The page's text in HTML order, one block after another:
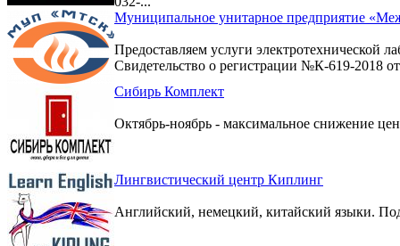
Муниципальное унитарное предприятие
Предоставляем услуги электротехнической
Свидетельство о регистрации №К-619-2018 от
Сибирь Комплект
Октябрь-ноябрь - максимальное снижение
Лингвистический центр Киплинг
Английский, немецкий, китайский языки.